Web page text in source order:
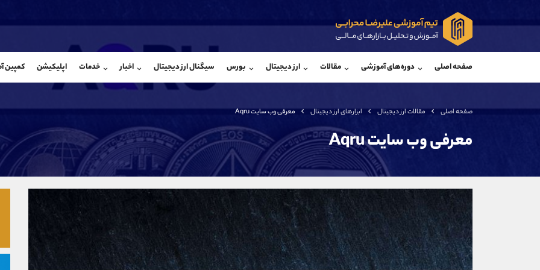
صفحه اصلی دوره‌های آموزشی مقالات ارز دیجیتال بورس سیگنال ارز دیجیتال اخبار خدمات اپلیکیشن کمپین
صفحه اصلی مقالات ارز دیجیتال ابزارهای ارز دیجیتال معرفی وب سایت Aqru
معرفی وب سایت Aqru
@Armteam_admin_103
شروع گفتگو
@Armteam_admin_33
واتساپ
(دفتر فروش)
تلفن
بدون پیش شماره
اینستاگرام
کانال تلگرام
کانال بله